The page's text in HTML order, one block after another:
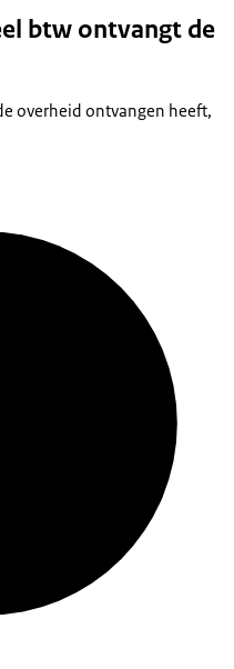
btw ontvangt de
overheid ontvangen heeft,